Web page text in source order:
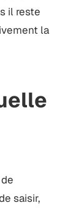
il reste
la
saisir,